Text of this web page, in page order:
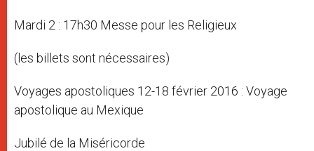
Mardi 2 : 17h30 Messe pour les Religieux
(les billets sont nécessaires)
Voyages apostoliques 12-18 février 2016 : Voyage
apostolique au Mexique
Jubilé de la Miséricorde